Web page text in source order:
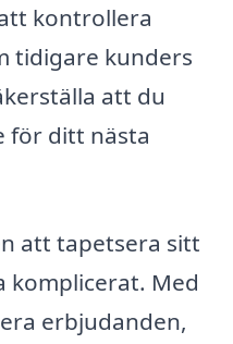
kontrollera
tidigare kunders
att du
för ditt nästa
att tapetsera sitt
komplicerat. Med
erbjudanden,